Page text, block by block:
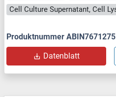
Produktnummer ABIN7671275
Datenblatt